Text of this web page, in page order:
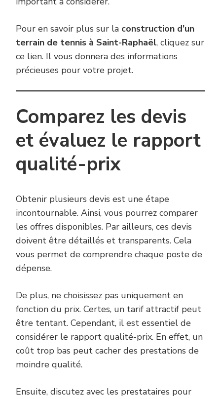
Pour en savoir plus sur la construction d’un
terrain de tennis à Saint-Raphaël, cliquez sur
ce lien. Il vous donnera des informations
précieuses pour votre projet.
Comparez les devis
et évaluez le rapport
qualité-prix
Obtenir plusieurs devis est une étape
incontournable. Ainsi, vous pourrez comparer
les offres disponibles. Par ailleurs, ces devis
doivent être détaillés et transparents. Cela
vous permet de comprendre chaque poste de
dépense.
De plus, ne choisissez pas uniquement en
fonction du prix. Certes, un tarif attractif peut
être tentant. Cependant, il est essentiel de
considérer le rapport qualité-prix. En effet, un
coût trop bas peut cacher des prestations de
moindre qualité.
Ensuite, discutez avec les prestataires pour